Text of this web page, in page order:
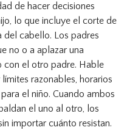
de hacer decisiones
lo que incluye el corte de
cabello. Los padres
no o a aplazar una
con el otro padre. Hable
razonables, horarios
el niño. Cuando ambos
el uno al otro, los
importar cuánto resistan.